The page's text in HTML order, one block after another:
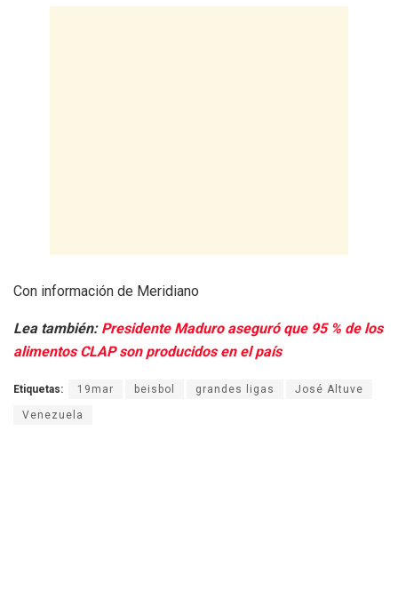
Con información de Meridiano
Lea también: Presidente Maduro aseguró que 95 % de los
alimentos CLAP son producidos en el país
Etiquetas: 19mar beisbol grandes ligas José Altuve
Venezuela